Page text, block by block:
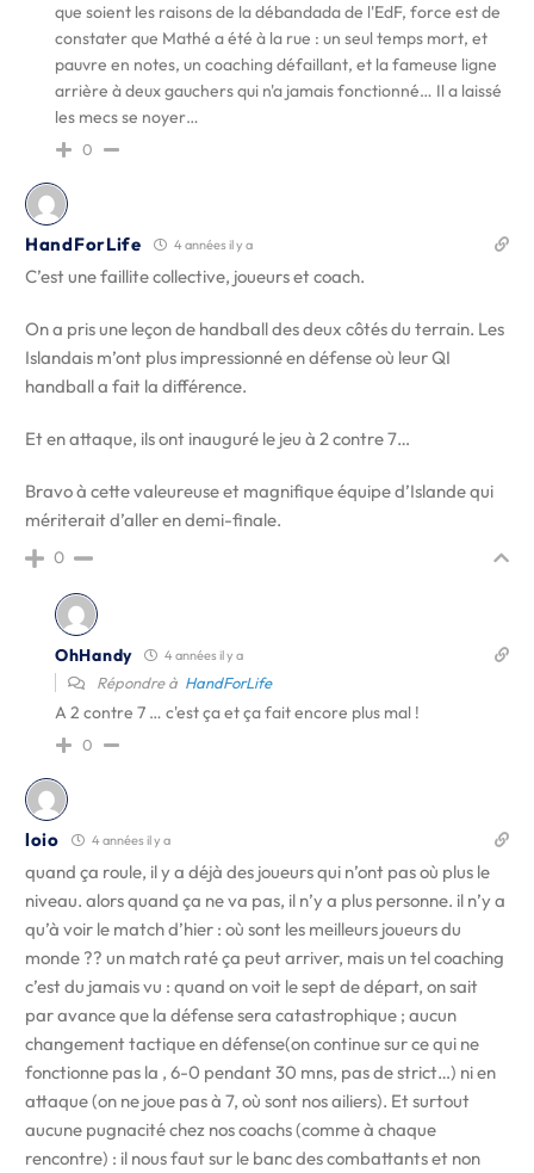
que soient les raisons de la débandada de l'EdF, force est de
constater que Mathé a été à la rue : un seul temps mort, et
pauvre en notes, un coaching défaillant, et la fameuse ligne
arrière à deux gauchers qui n'a jamais fonctionné… Il a laissé
les mecs se noyer…
0
HandForLife 4 années il y a
C’est une faillite collective, joueurs et coach.
On a pris une leçon de handball des deux côtés du terrain. Les
Islandais m’ont plus impressionné en défense où leur QI
handball a fait la différence.
Et en attaque, ils ont inauguré le jeu à 2 contre 7…
Bravo à cette valeureuse et magnifique équipe d’Islande qui
mériterait d’aller en demi-finale.
0
OhHandy 4 années il y a
Répondre à HandForLife
A 2 contre 7 … c'est ça et ça fait encore plus mal !
0
loio 4 années il y a
quand ça roule, il y a déjà des joueurs qui n’ont pas où plus le
niveau. alors quand ça ne va pas, il n’y a plus personne. il n’y a
qu’à voir le match d’hier : où sont les meilleurs joueurs du
monde ?? un match raté ça peut arriver, mais un tel coaching
c’est du jamais vu : quand on voit le sept de départ, on sait
par avance que la défense sera catastrophique ; aucun
changement tactique en défense(on continue sur ce qui ne
fonctionne pas la , 6-0 pendant 30 mns, pas de strict…) ni en
attaque (on ne joue pas à 7, où sont nos ailiers). Et surtout
aucune pugnacité chez nos coachs (comme à chaque
rencontre) : il nous faut sur le banc des combattants et non